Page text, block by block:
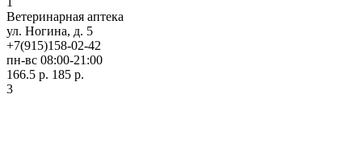
Ветеринарная аптека
ул. Ногина, д. 5
+7(915)158-02-42
пн-вс 08:00-21:00
166.5 р. 185 р.
3